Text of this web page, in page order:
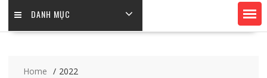
DANH MỤC
Home 2022